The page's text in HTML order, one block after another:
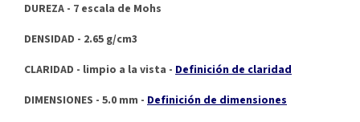
DUREZA - 7 escala de Mohs
DENSIDAD - 2.65 g/cm3
CLARIDAD - limpio a la vista - Definición de claridad
DIMENSIONES - 5.0 mm - Definición de dimensiones